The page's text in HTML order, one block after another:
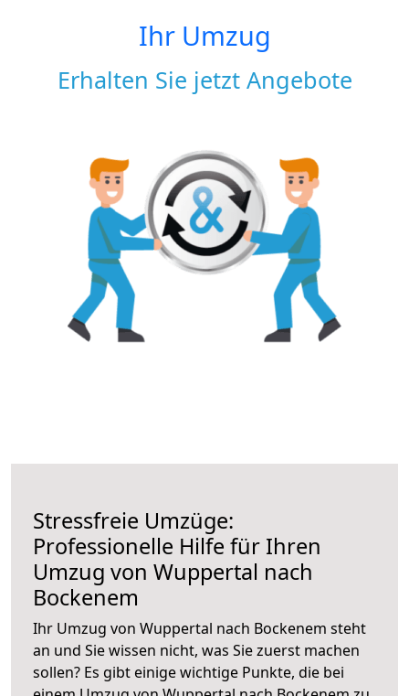
Ihr Umzug
Erhalten Sie jetzt Angebote
Stressfreie Umzüge:
Professionelle Hilfe für Ihren
Umzug von Wuppertal nach
Bockenem
Ihr Umzug von Wuppertal nach Bockenem steht
an und Sie wissen nicht, was Sie zuerst machen
sollen? Es gibt einige wichtige Punkte, die bei